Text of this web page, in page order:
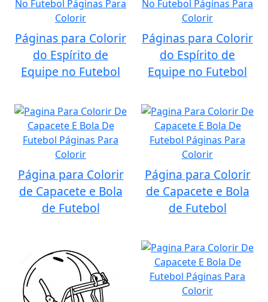
Páginas para Colorir
do Espírito de
Equipe no Futebol
Páginas para Colorir
do Espírito de
Equipe no Futebol
Página para Colorir
de Capacete e Bola
de Futebol
Página para Colorir
de Capacete e Bola
de Futebol